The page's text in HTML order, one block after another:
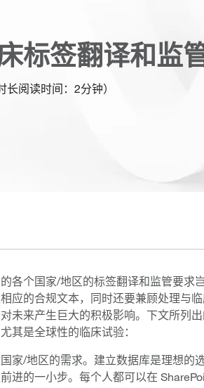
标签翻译和监
长阅读时间：2分钟）
各个国家/地区的标签翻译和监管要求
应的合规文本，同时还要兼顾处理与
未来产生巨大的积极影响。下文所列
其是全球性的临床试验：
家/地区的需求。建立数据库是理想的
进的一小步。每个人都可以在